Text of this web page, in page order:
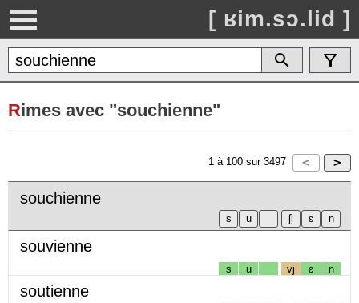
[ ʁim.sɔ.lid ]
Rimes avec "souchienne"
1 à 100 sur 3497
souchienne
souvienne
s u vj ɛ n
soutienne